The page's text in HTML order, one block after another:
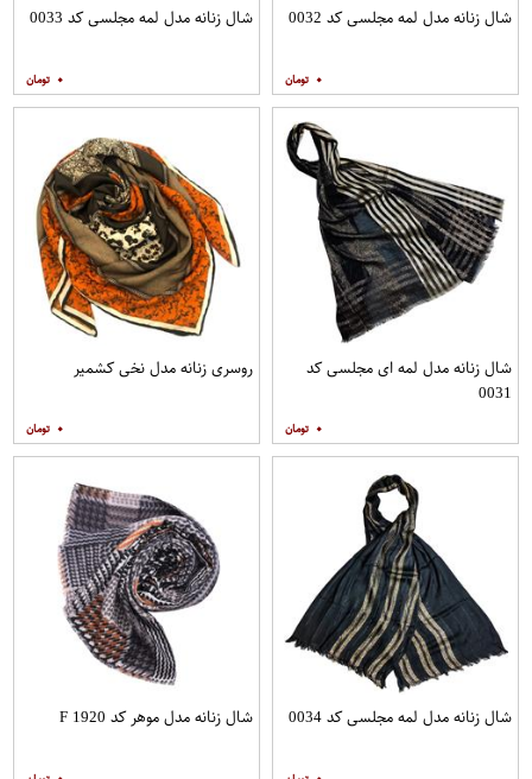
شال زنانه مدل لمه مجلسی کد 0032
۰
شال زنانه مدل لمه مجلسی کد 0033
۰
شال زنانه مدل لمه ای مجلسی کد
0031
۰
روسری زنانه مدل نخی کشمیر
۰
شال زنانه مدل لمه مجلسی کد 0034 شال زنانه مدل موهر کد F 1920